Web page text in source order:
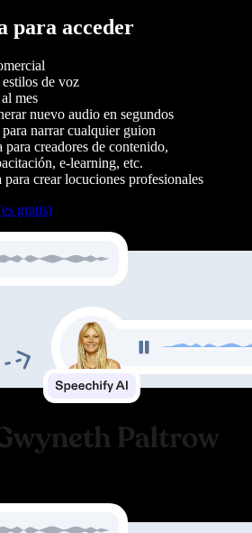
para acceder
de voz
mes
nuevo audio en segundos
narrar cualquier guion
para creadores de contenido,
e-learning, etc.
crear locuciones profesionales
gratis)